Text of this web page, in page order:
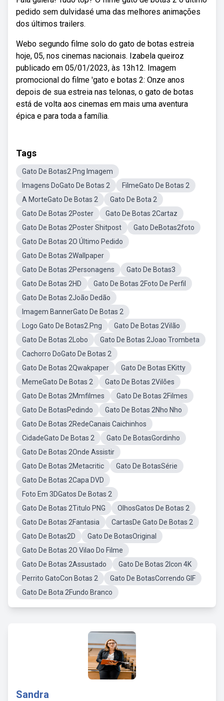
pedido sem dulvidasé uma das melhores animações
dos últimos trailers.
Webo segundo filme solo do gato de botas estreia
hoje, 05, nos cinemas nacionais. Izabela queiroz
publicado em 05/01/2023, às 13h12. Imagem
promocional do filme 'gato e botas 2: Onze anos
depois de sua estreia nas telonas, o gato de botas
está de volta aos cinemas em mais uma aventura
épica e para toda a família.
Tags
Gato De Botas2.Png Imagem
Imagens DoGato De Botas 2
FilmeGato De Botas 2
A MorteGato De Botas 2
Gato De Bota 2
Gato De Botas 2Poster
Gato De Botas 2Cartaz
Gato De Botas 2Poster Shitpost
Gato DeBotas2foto
Gato De Botas 2O Último Pedido
Gato De Botas 2Wallpaper
Gato De Botas 2Personagens
Gato De Botas3
Gato De Botas 2HD
Gato De Botas 2Foto De Perfil
Gato De Botas 2João Dedão
Imagem BannerGato De Botas 2
Logo Gato De Botas2.Png
Gato De Botas 2Vilão
Gato De Botas 2Lobo
Gato De Botas 2Joao Trombeta
Cachorro DoGato De Botas 2
Gato De Botas 2Qwakpaper
Gato De Botas EKitty
MemeGato De Botas 2
Gato De Botas 2Vilões
Gato De Botas 2Mmfilmes
Gato De Botas 2Filmes
Gato De BotasPedindo
Gato De Botas 2Nho Nho
Gato De Botas 2RedeCanais Caichinhos
CidadeGato De Botas 2
Gato De BotasGordinho
Gato De Botas 2Onde Assistir
Gato De Botas 2Metacritic
Gato De BotasSérie
Gato De Botas 2Capa DVD
Foto Em 3DGatos De Botas 2
Gato De Botas 2Titulo PNG
OlhosGatos De Botas 2
Gato De Botas 2Fantasia
CartasDe Gato De Botas 2
Gato De Botas2D
Gato De BotasOriginal
Gato De Botas 2O Vilao Do Filme
Gato De Botas 2Assustado
Gato De Botas 2Icon 4K
Perrito GatoCon Botas 2
Gato De BotasCorrendo GIF
Gato De Bota 2Fundo Branco
Sandra